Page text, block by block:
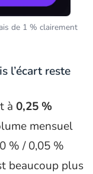
de 1 % clairement
l’écart reste
à 0,25 %
mensuel
% / 0,05 %
beaucoup plus